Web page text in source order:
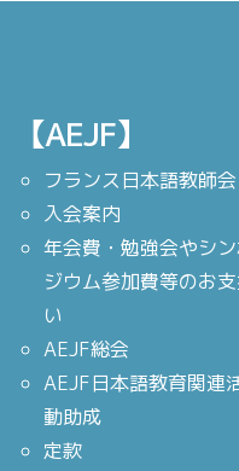
【AEJF】
フランス日本語教師会
入会案内
年会費・勉強会やシ
ジウム参加費等のお
い
AEJF総会
AEJF日本語教育関連
動助成
定款